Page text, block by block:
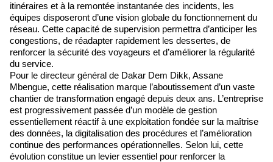
itinéraires et à la remontée instantanée des incidents, les
équipes disposeront d’une vision globale du fonctionnement du
réseau. Cette capacité de supervision permettra d’anticiper les
congestions, de réadapter rapidement les dessertes, de
renforcer la sécurité des voyageurs et d’améliorer la régularité
du service.
Pour le directeur général de Dakar Dem Dikk, Assane
Mbengue, cette réalisation marque l’aboutissement d’un vaste
chantier de transformation engagé depuis deux ans. L’entreprise
est progressivement passée d’un modèle de gestion
essentiellement réactif à une exploitation fondée sur la maîtrise
des données, la digitalisation des procédures et l’amélioration
continue des performances opérationnelles. Selon lui, cette
évolution constitue un levier essentiel pour renforcer la